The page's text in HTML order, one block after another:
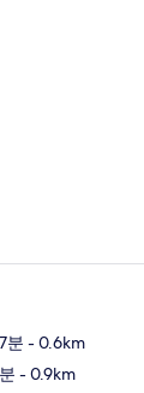
분 - 0.6km
- 0.9km